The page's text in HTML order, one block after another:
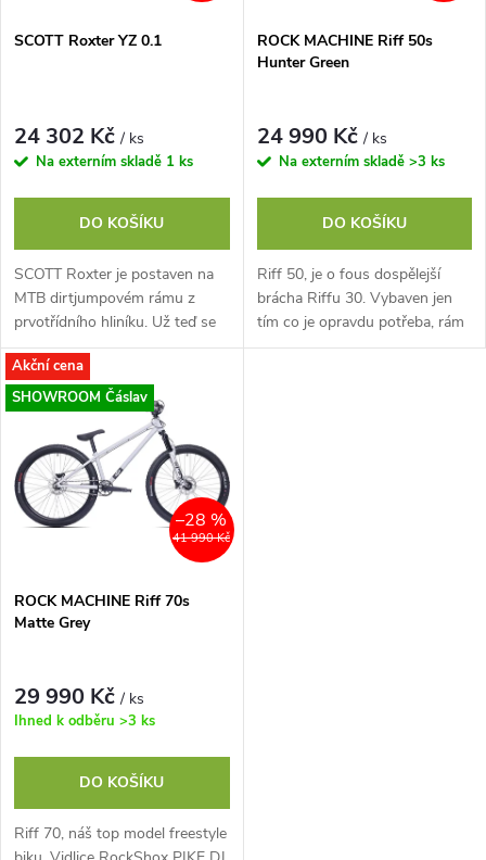
p
r
o
u
k
t
ů
s
r
o
d
u
k
t
ů
SCOTT Roxter YZ 0.1
24 302 Kč/ ks
Na externím skladě 1 ks
DO KOŠÍKU
SCOTT Roxter je postaven na
MTB dirtjumpovém rámu z
prvotřídního hliníku. Už teď se
těší na všechny tvoje flipy,
whipy nebo jen jibbin' v ulicích
cestou...
ROCK MACHINE Riff 50s
Hunter Green
24 990 Kč/ ks
Na externím skladě >3 ks
DO KOŠÍKU
Riff 50, je o fous dospělejší
brácha Riffu 30. Vybaven jen
tím co je opravdu potřeba, rám
z nejklasičtějšího materiálu Cr-
Akční cena
SHOWROOM Čáslav
41 990 Kč
–28 %
ROCK MACHINE Riff 70s
Matte Grey
29 990 Kč/ ks
Ihned k odběru >3 ks
DO KOŠÍKU
Riff 70, náš top model freestyle